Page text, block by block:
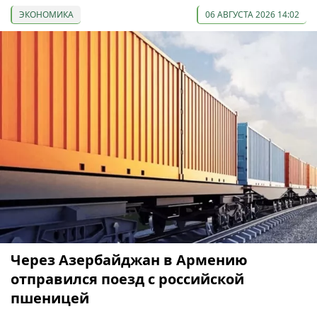
ЭКОНОМИКА 06 АВГУСТА 2026 14:02
Через Азербайджан в Армению
отправился поезд с российской
пшеницей